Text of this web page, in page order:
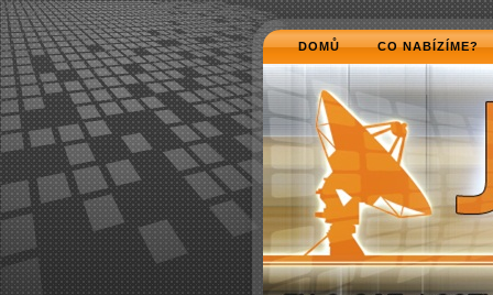
DOMŮ CO NABÍZÍME?